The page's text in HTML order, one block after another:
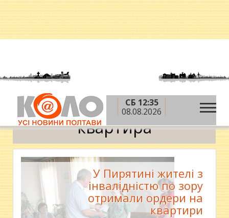
СБ 12:35
08.08.2026
Головна » квартира
квартира
У Пирятині жителі з
інвалідністю по зору
отримали ордери на
квартири